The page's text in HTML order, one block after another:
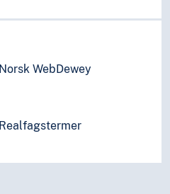
Norsk WebDewey
Realfagstermer